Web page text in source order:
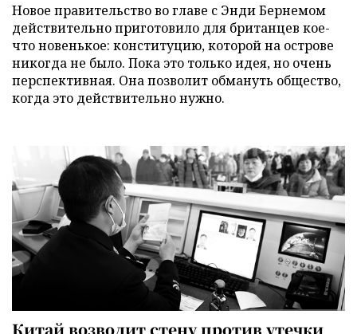
Новое правительство во главе с Энди Бернемом
действительно приготовило для британцев кое-
что новенькое: конституцию, которой на острове
никогда не было. Пока это только идея, но очень
перспективная. Она позволит обмануть общество,
когда это действительно нужно.
Китай возводит стену против утечки